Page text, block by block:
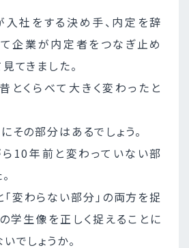
入社をする決め手、内定を辞
て企業が内定者をつなぎ止め
てきました。
とくらべて大きく変わったと
その部分はあるでしょう。
ら10年前と変わっていない部
「変わらない部分」の両方を捉
学生像を正しく捉えることに
でしょうか。